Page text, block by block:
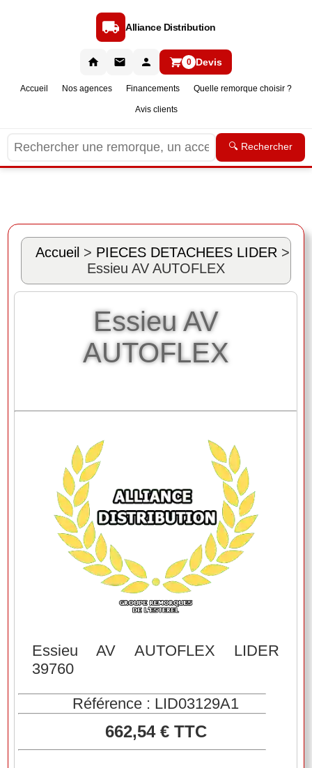
Alliance Distribution
Accueil Nos agences Financements Quelle remorque choisir ?
Avis clients
0 Devis
🔍 Rechercher
Accueil > PIECES DETACHEES LIDER >
Essieu AV AUTOFLEX
Essieu AV
AUTOFLEX
Essieu AV AUTOFLEX LIDER
39760
Référence : LID03129A1
662,54 € TTC